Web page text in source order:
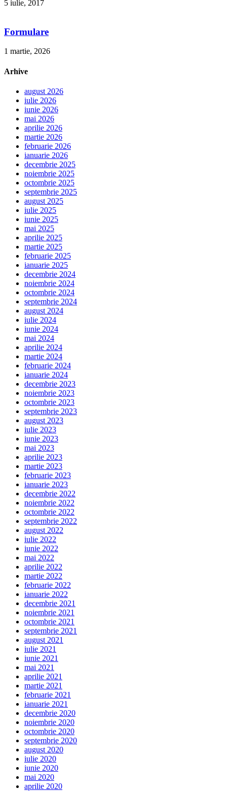
5 iulie, 2017
Formulare
1 martie, 2026
Arhive
august 2026
iulie 2026
iunie 2026
mai 2026
aprilie 2026
martie 2026
februarie 2026
ianuarie 2026
decembrie 2025
noiembrie 2025
octombrie 2025
septembrie 2025
august 2025
iulie 2025
iunie 2025
mai 2025
aprilie 2025
martie 2025
februarie 2025
ianuarie 2025
decembrie 2024
noiembrie 2024
octombrie 2024
septembrie 2024
august 2024
iulie 2024
iunie 2024
mai 2024
aprilie 2024
martie 2024
februarie 2024
ianuarie 2024
decembrie 2023
noiembrie 2023
octombrie 2023
septembrie 2023
august 2023
iulie 2023
iunie 2023
mai 2023
aprilie 2023
martie 2023
februarie 2023
ianuarie 2023
decembrie 2022
noiembrie 2022
octombrie 2022
septembrie 2022
august 2022
iulie 2022
iunie 2022
mai 2022
aprilie 2022
martie 2022
februarie 2022
ianuarie 2022
decembrie 2021
noiembrie 2021
octombrie 2021
septembrie 2021
august 2021
iulie 2021
iunie 2021
mai 2021
aprilie 2021
martie 2021
februarie 2021
ianuarie 2021
decembrie 2020
noiembrie 2020
octombrie 2020
septembrie 2020
august 2020
iulie 2020
iunie 2020
mai 2020
aprilie 2020